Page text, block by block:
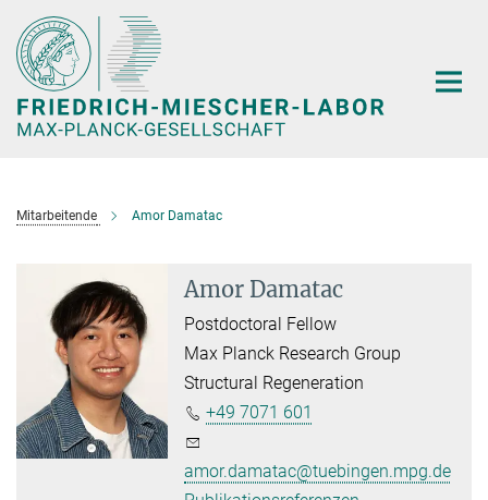
Hauptinhalt
Mitarbeitende Amor Damatac
Amor Damatac
Postdoctoral Fellow
Max Planck Research Group
Structural Regeneration
+49 7071 601
amor.damatac@tuebingen.mpg.de